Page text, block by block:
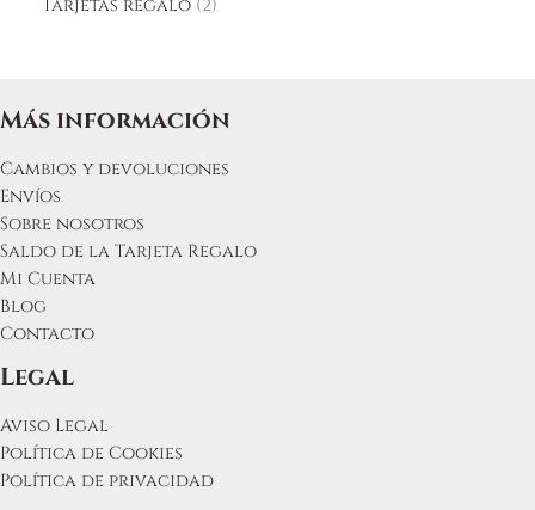
Tarjetas regalo 2
Más información
Cambios y devoluciones
Envíos
Sobre nosotros
Saldo de la Tarjeta Regalo
Mi Cuenta
Blog
Contacto
Legal
Aviso Legal
Política de Cookies
Política de privacidad